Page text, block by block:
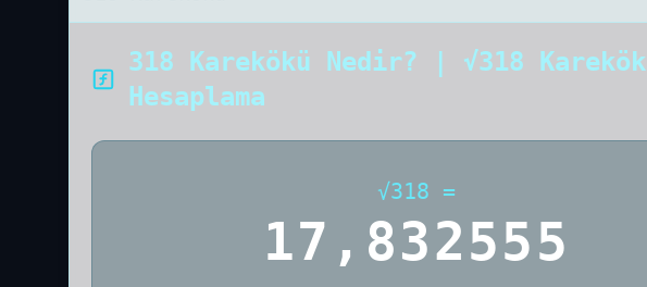
318 Karekökü Nedir? | √318 Karekök
Hesaplama
√318 =
17,832555